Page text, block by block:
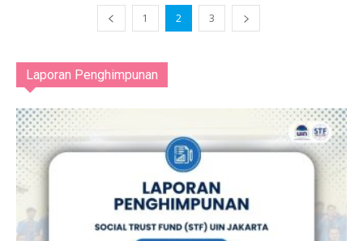
1 2 3
Laporan Penghimpunan